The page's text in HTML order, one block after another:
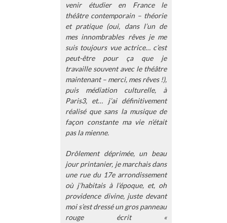
venir étudier en France le
théâtre contemporain – théorie
et pratique (oui, dans l’un de
mes innombrables rêves je me
suis toujours vue actrice… c’est
peut-être pour ça que je
travaille souvent avec le théâtre
maintenant – merci, mes rêves !),
puis médiation culturelle, à
Paris3, et… j’ai définitivement
réalisé que sans la musique de
façon constante ma vie n’était
pas la mienne.
Drôlement déprimée, un beau
jour printanier, je marchais dans
une rue du 17e arrondissement
où j’habitais à l’époque, et, oh
providence divine, juste devant
moi s’est dressé un gros panneau
rouge écrit «